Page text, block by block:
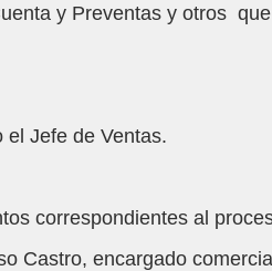
y Preventas y otros  que
Jefe de Ventas.
correspondientes al
Castro, encargado